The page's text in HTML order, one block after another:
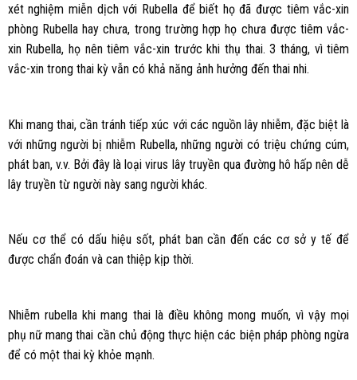
xét nghiệm miễn dịch với Rubella để biết họ đã được tiêm vắc-xin
phòng Rubella hay chưa, trong trường hợp họ chưa được tiêm vắc-
xin Rubella, họ nên tiêm vắc-xin trước khi thụ thai. 3 tháng, vì tiêm
vắc-xin trong thai kỳ vẫn có khả năng ảnh hưởng đến thai nhi.
Khi mang thai, cần tránh tiếp xúc với các nguồn lây nhiễm, đặc biệt là
với những người bị nhiễm Rubella, những người có triệu chứng cúm,
phát ban, v.v. Bởi đây là loại virus lây truyền qua đường hô hấp nên dễ
lây truyền từ người này sang người khác.
Nếu cơ thể có dấu hiệu sốt, phát ban cần đến các cơ sở y tế để
được chẩn đoán và can thiệp kịp thời.
Nhiễm rubella khi mang thai là điều không mong muốn, vì vậy mọi
phụ nữ mang thai cần chủ động thực hiện các biện pháp phòng ngừa
để có một thai kỳ khỏe mạnh.